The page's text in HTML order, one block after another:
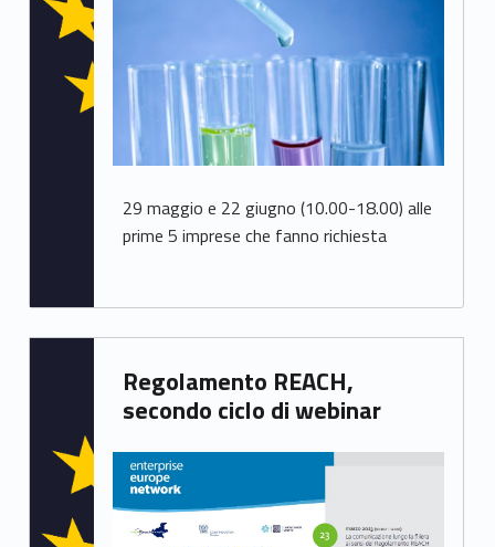
29 maggio e 22 giugno (10.00-18.00) alle
prime 5 imprese che fanno richiesta
Regolamento REACH,
secondo ciclo di webinar